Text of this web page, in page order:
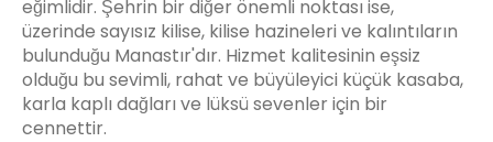
eğimlidir. Şehrin bir diğer önemli noktası ise,
üzerinde sayısız kilise, kilise hazineleri ve kalıntıların
bulunduğu Manastır'dır. Hizmet kalitesinin eşsiz
olduğu bu sevimli, rahat ve büyüleyici küçük kasaba,
karla kaplı dağları ve lüksü sevenler için bir
cennettir.